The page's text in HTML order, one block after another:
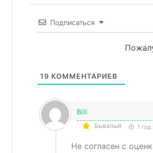
Подписаться
19 КОММЕНТАРИЕВ
Bill
Бывалый 1 год
Не согласен с